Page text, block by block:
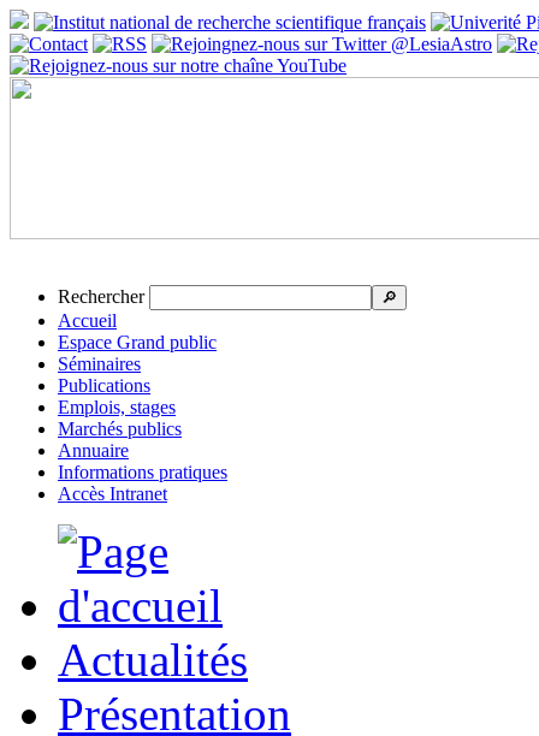
Rechercher 🔎
Accueil
Espace Grand public
Séminaires
Publications
Emplois, stages
Marchés publics
Annuaire
Informations pratiques
Accès Intranet
Actualités
Présentation